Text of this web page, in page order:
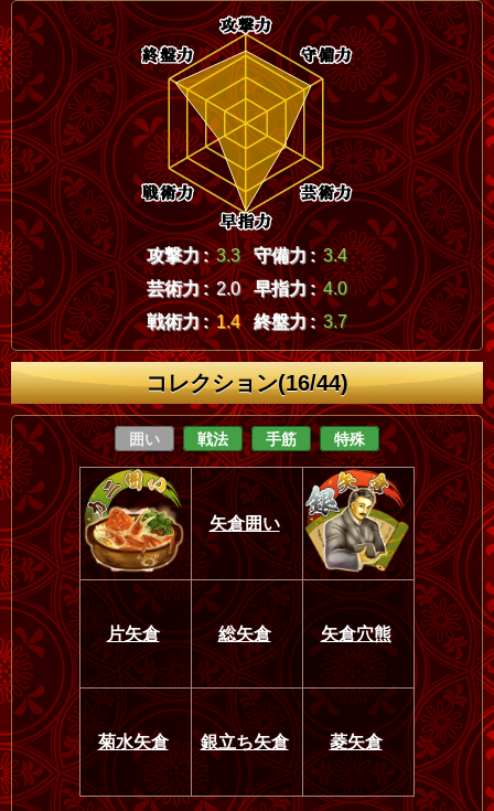
攻撃力 : 3.3 守備力 : 3.4
芸術力 : 2.0 早指力 : 4.0
戦術力 : 1.4 終盤力 : 3.7
コレクション(16/44)
囲い 戦法 手筋 特殊
矢倉囲い
片矢倉 総矢倉 矢倉穴熊
菊水矢倉 銀立ち矢倉 菱矢倉